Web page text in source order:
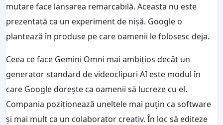
mutare face lansarea remarcabilă. Aceasta nu este
prezentată ca un experiment de nișă. Google o
plantează în produse pe care oamenii le folosesc deja.
Ceea ce face Gemini Omni mai ambițios decât un
generator standard de videoclipuri AI este modul în
care Google dorește ca oamenii să lucreze cu el.
Compania poziționează uneltele mai puțin ca software
și mai mult ca un colaborator creativ. În loc să editeze